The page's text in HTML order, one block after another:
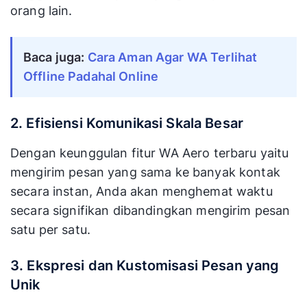
orang lain.
Baca juga: Cara Aman Agar WA Terlihat
Offline Padahal Online
2. Efisiensi Komunikasi Skala Besar
Dengan keunggulan fitur WA Aero terbaru yaitu
mengirim pesan yang sama ke banyak kontak
secara instan, Anda akan menghemat waktu
secara signifikan dibandingkan mengirim pesan
satu per satu.
3. Ekspresi dan Kustomisasi Pesan yang
Unik